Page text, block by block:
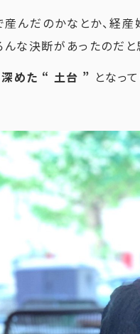
産んだのかなとか、経
な決断があったのだと思
めた “ 土台 ” となっ